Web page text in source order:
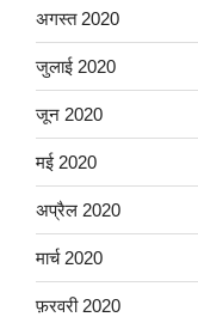
अगस्त 2020
जुलाई 2020
जून 2020
मई 2020
अप्रैल 2020
मार्च 2020
फ़रवरी 2020